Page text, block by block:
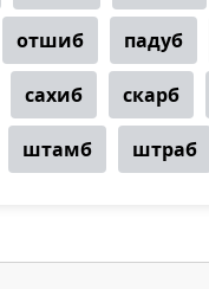
отшиб падуб
сахиб скарб
штамб штраб